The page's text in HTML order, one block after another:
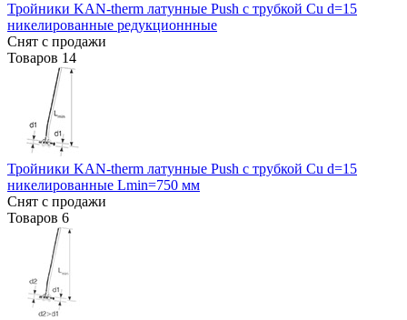
Тройники KAN-therm латунные Push с трубкой Cu d=15
никелированные редукционнные
Снят с продажи
Товаров 14
Тройники KAN-therm латунные Push с трубкой Cu d=15
никелированные Lmin=750 мм
Снят с продажи
Товаров 6